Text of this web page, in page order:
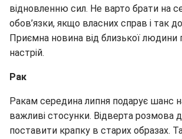
відновленню сил. Не варто брати на
обов’язки, якщо власних справ і так
Приємна новина від близької людини
настрій.
Рак
Ракам середина липня подарує шанс
важливі стосунки. Відверта розмова
поставити крапку в старих образах.